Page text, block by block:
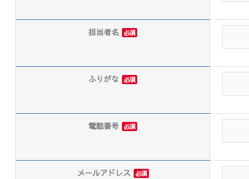
担当者名 必須
ふりがな 必須
電話番号 必須
メールアドレス 必須